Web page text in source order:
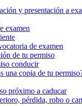
y presentación a
examen
de examen
de tu permiso
conducir
una copia de tu
próximo a caducar
pérdida, robo o